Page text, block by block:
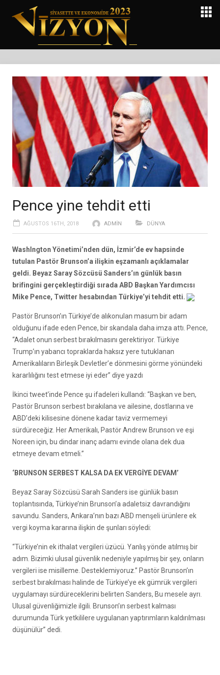
Pence yine tehdit etti
AĞUSTOS 16TH, 2018 ADMIN DÜNYA
WashIngton Yönetimi’nden dün, İzmir’de ev hapsinde
tutulan Pastör Brunson’a ilişkin eşzamanlı açıklamalar
geldi. Beyaz Saray Sözcüsü Sanders’ın günlük basın
brifingini gerçekleştirdiği sırada ABD Başkan Yardımcısı
Mike Pence, Twitter hesabından Türkiye’yi tehdit etti.
Pastör Brunson’ın Türkiye’de alıkonulan masum bir adam
olduğunu ifade eden Pence, bir skandala daha imza attı. Pence,
“Adalet onun serbest bırakılmasını gerektiriyor. Türkiye
Trump’ın yabancı topraklarda haksız yere tutuklanan
Amerikalıların Birleşik Devletler’e dönmesini görme yönündeki
kararlılığını test etmese iyi eder” diye yazdı
İkinci tweet’inde Pence şu ifadeleri kullandı: “Başkan ve ben,
Pastör Brunson serbest bırakılana ve ailesine, dostlarına ve
ABD’deki kilisesine dönene kadar taviz vermemeyi
sürdüreceğiz. Her Amerikalı, Pastör Andrew Brunson ve eşi
Noreen için, bu dindar inanç adamı evinde olana dek dua
etmeye devam etmeli.”
‘BRUNSON SERBEST KALSA DA EK VERGİYE DEVAM’
Beyaz Saray Sözcüsü Sarah Sanders ise günlük basın
toplantısında, Türkiye’nin Brunson’a adaletsiz davrandığını
savundu. Sanders, Ankara’nın bazı ABD menşeli ürünlere ek
vergi koyma kararına ilişkin de şunları söyledi:
“Türkiye’nin ek ithalat vergileri üzücü. Yanlış yönde atılmış bir
adım. Bizimki ulusal güvenlik nedeniyle yapılmış bir şey, onların
vergileri ise misilleme. Desteklemiyoruz.” Pastör Brunson’ın
serbest bırakılması halinde de Türkiye’ye ek gümrük vergileri
uygulamayı sürdüreceklerini belirten Sanders, Bu mesele ayrı.
Ulusal güvenliğimizle ilgili. Brunson’ın serbest kalması
durumunda Türk yetkililere uygulanan yaptırımların kaldırılması
düşünülür” dedi.